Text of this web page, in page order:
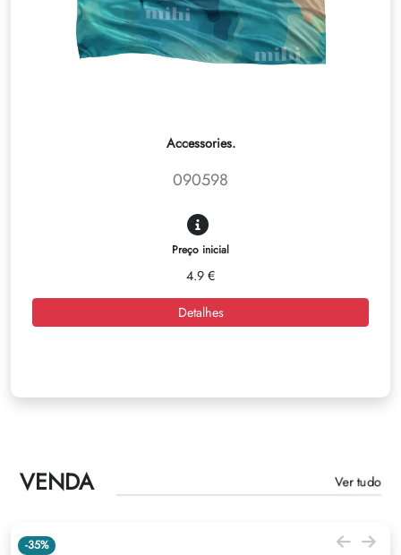
Accessories.
090598
Preço inicial
4.9 €
Detalhes
VENDA Ver tudo
-35%